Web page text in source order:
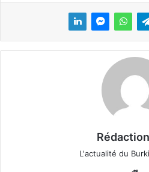
L'actualité du